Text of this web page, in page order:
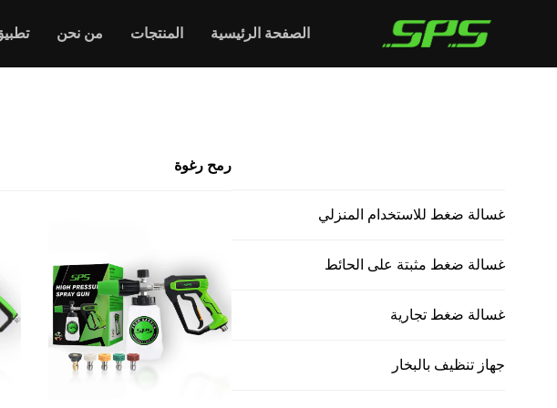
الصفحة الرئيسية المنتجات من نحن
غسالة ضغط للاستخدام المنزلي
غسالة ضغط مثبتة على الحائط
غسالة ضغط تجارية
جهاز تنظيف بالبخار
رمح رغوة